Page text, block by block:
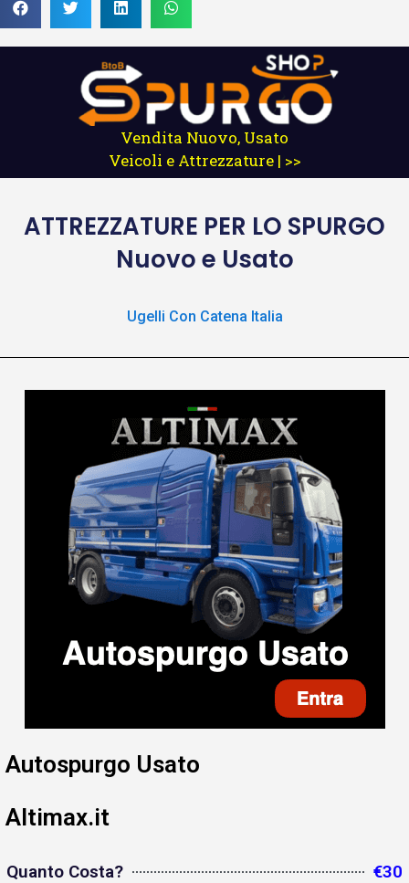
Vendita Nuovo, Usato
Veicoli e Attrezzature | >>
ATTREZZATURE PER LO SPURGO
Nuovo e Usato
Ugelli Con Catena Italia
Autospurgo Usato
Altimax.it
Quanto Costa? €30